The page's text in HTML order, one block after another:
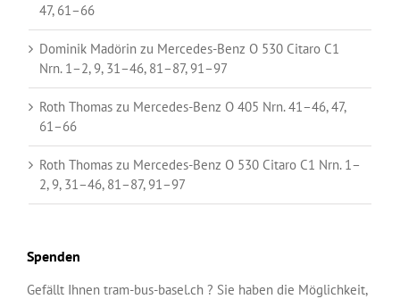
47, 61–66
Dominik Madörin zu Mercedes-Benz O 530 Citaro C1
Nrn. 1–2, 9, 31–46, 81–87, 91–97
Roth Thomas zu Mercedes-Benz O 405 Nrn. 41–46, 47,
61–66
Roth Thomas zu Mercedes-Benz O 530 Citaro C1 Nrn. 1–
2, 9, 31–46, 81–87, 91–97
Spenden
Gefällt Ihnen tram-bus-basel.ch ? Sie haben die Möglichkeit,